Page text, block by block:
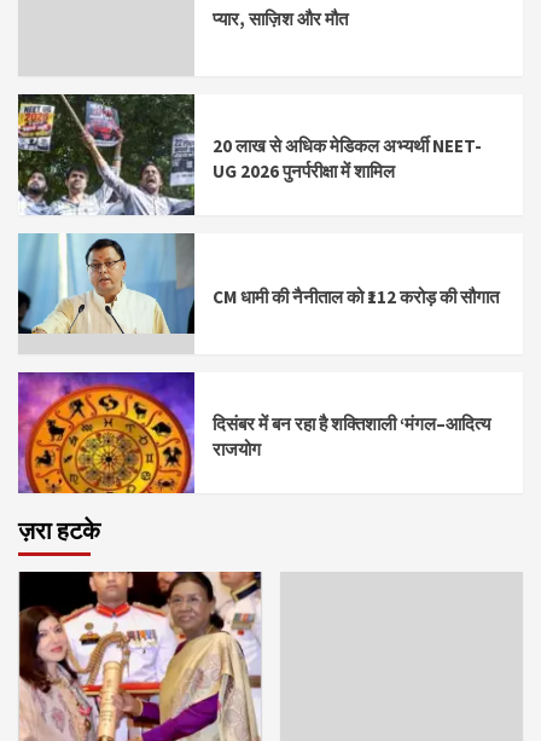
प्यार, साज़िश और मौत
20 लाख से अधिक मेडिकल अभ्यर्थी NEET-
UG 2026 पुनर्परीक्षा में शामिल
CM धामी की नैनीताल को ₹112 करोड़ की सौगात
दिसंबर में बन रहा है शक्तिशाली ‘मंगल–आदित्य
राजयोग
ज़रा हटके